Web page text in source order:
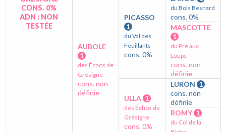
CONS. 0%
ADN : NON
TESTÉE
AUBOLE
1
des Échos de
Grésigne
cons. non
définie
PICASSO
1
du Val des
Feuillants
cons. 0%
du Bois Besnard
cons. 0%
MASCOTTE
1
du Pré aux
Loups
cons. non
définie
ULLA 1
des Échos de
Grésigne
cons. 0%
LURON 1
cons. non
définie
ROMY 1
du Col de la